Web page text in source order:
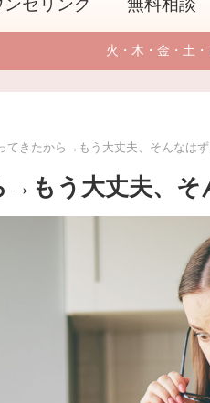
ンセリング 無料相談
火・木・金・土
てきたから→もう大丈夫、そんなは
→もう大丈夫、そ